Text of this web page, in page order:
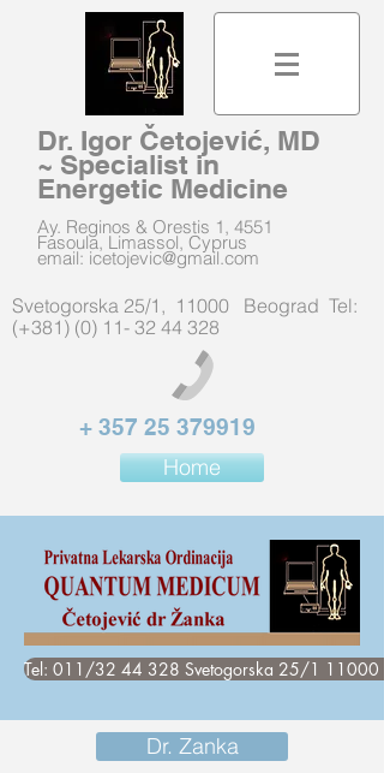
Dr. Igor Četojević, MD
~ Specialist in
Energetic Medicine
Ay. Reginos & Orestis 1, 4551
Fasoula, Limassol, Cyprus
email: icetojevic@gmail.com
Svetogorska 25/1, 11000 Beograd Tel:
(+381) (0) 11- 32 44 328
+ 357 25 379919
Home
Tel: 011/32 44 328 Svetogorska 25/1 11000
Dr. Zanka